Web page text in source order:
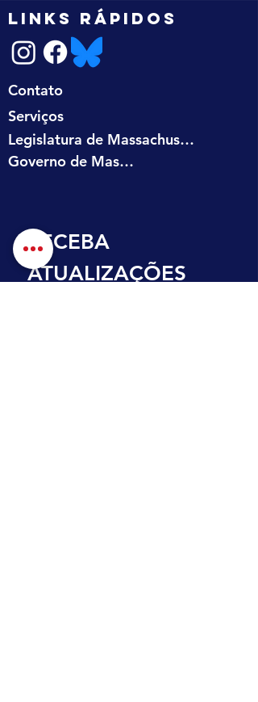
LINKS RÁPIDOS
Contato
Serviços
Legislatura de Massachusetts
Governo de Massachusetts
RECEBA
ATUALIZAÇÕES